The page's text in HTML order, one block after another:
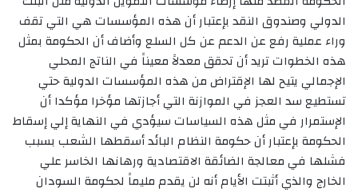
الدولي وصندوق النقد بإعتبار أن هذه المؤسسات هي التي تقف
وراء عملية رفع عن الدعم عن كل السلع وأضاف أن الحكومة بمثل
هذه الخطوات تريد أن تحقق معدلاََ معيناََ في الناتج المحلي
الإجمالي يتيح لها الإقتراض من هذه المؤسسات الدولية حتي
تستطيع سد العجز في الموازنة التي أجازتها مؤخرا مؤكدا أن
الإستمرار في مثل هذه السياسات سيؤدي في النهاية إلي إسقاط
الحكومة بإعتبار أن حكومة النظام البائد أسقطها الشعب بسبب
فشلها في معالجة الضائقة الاقتصادية ورهانها الخاسر علي
الخارج والذي أثبتت الأيام أنه لن يقدم مليماََ لحكومة السودان